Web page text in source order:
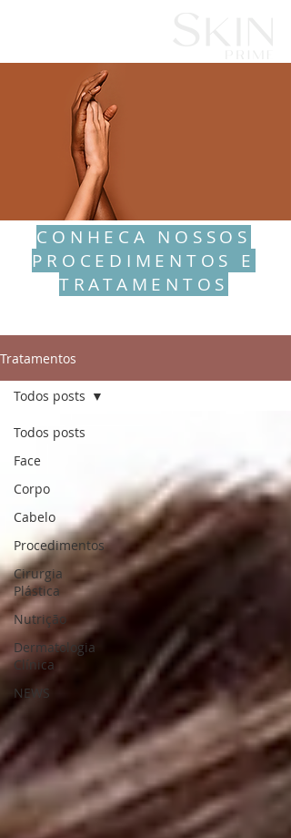
CONHECA NOSSOS
PROCEDIMENTOS E
TRATAMENTOS
Tratamentos
Todos posts
Face
Corpo
Cabelo
Procedimentos
Cirurgia
Plástica
Nutrição
Dermatologia
Clínica
NEWS
Todos posts